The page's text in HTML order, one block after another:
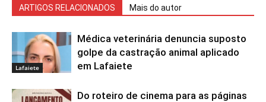
ARTIGOS RELACIONADOS Mais do autor
Lafaiete
Médica veterinária denuncia suposto
golpe da castração animal aplicado
em Lafaiete
Do roteiro de cinema para as páginas